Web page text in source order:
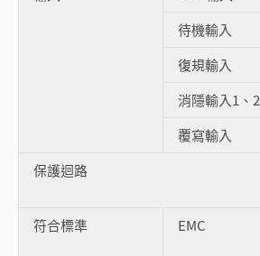
待機輸入
復規輸入
消隱輸入1、2
覆寫輸入
保護迴路
符合標準 EMC